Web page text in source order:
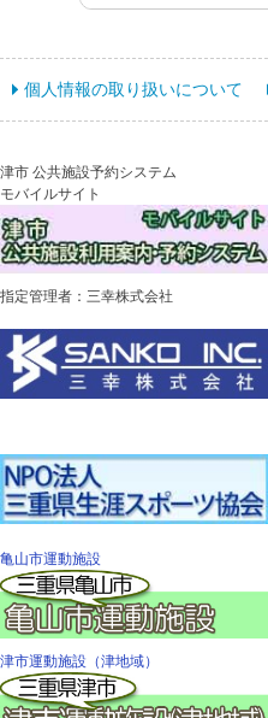
個人情報の取り扱いについて
津市 公共施設予約システム
モバイルサイト
指定管理者：三幸株式会社